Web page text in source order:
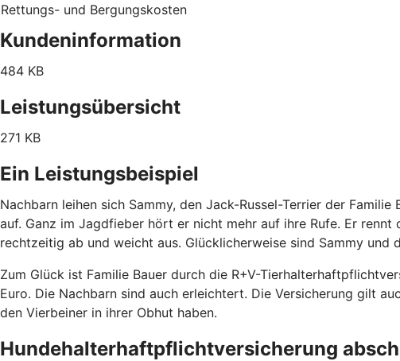
Rettungs- und Bergungskosten
Kundeninformation
484 KB
Leistungsübersicht
271 KB
Ein Leistungsbeispiel
Nachbarn leihen sich Sammy, den Jack-Russel-Terrier der
auf. Ganz im Jagdfieber hört er nicht mehr auf ihre Rufe. Er
rechtzeitig ab und weicht aus. Glücklicherweise sind Sammy
Zum Glück ist Familie Bauer durch die R+V-
Euro. Die Nachbarn sind auch erleichtert. Die Versicherung gilt
den Vierbeiner in ihrer Obhut haben.
Hundehalterhaftpflichtversicherung